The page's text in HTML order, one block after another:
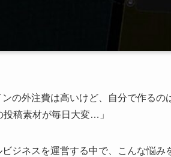
ンの外注費は高いけど、自分で作るの
投稿素材が毎日大変…」
ビジネスを運営する中で、こんな悩み